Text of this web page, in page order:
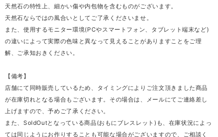
天然石の特性上、細かい傷や内包物を含むものがございます。
天然石ならではの風合いとしてご了承くださいませ。
また、使用するモニター環境(PCやスマートフォン、タブレット端末など)
の違いによって実際の色味と異なって見えることがありますことをご理
解、ご承知おきください。
【備考】
店舗にて同時販売しているため、タイミングによりご注文頂きました商品
が在庫切れとなる場合もございます。その場合は、メールにてご連絡差し
上げますので、予めご了承ください。
また、SoldOutとなっている商品(おもにブレスレット)も、在庫状況によっ
ては同じようにお作りすることも可能な場合がございますので、ご相談く